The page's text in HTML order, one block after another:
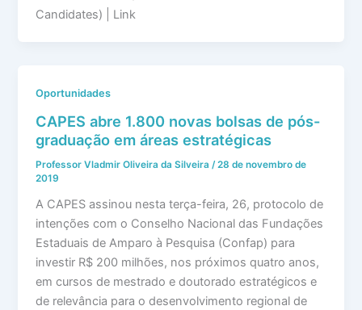
Candidates) | Link
Oportunidades
CAPES abre 1.800 novas bolsas de pós-
graduação em áreas estratégicas
Professor Vladmir Oliveira da Silveira /28 de novembro de
2019
A CAPES assinou nesta terça-feira, 26, protocolo de
intenções com o Conselho Nacional das Fundações
Estaduais de Amparo à Pesquisa (Confap) para
investir R$ 200 milhões, nos próximos quatro anos,
em cursos de mestrado e doutorado estratégicos e
de relevância para o desenvolvimento regional de